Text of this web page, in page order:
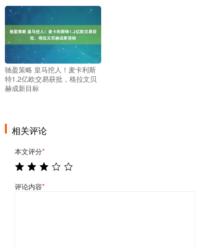
驰盈策略 皇马挖人！麦卡利斯
特1.2亿欧交易获批，格拉文贝
赫成新目标
相关评论
本文评分*
评论内容*